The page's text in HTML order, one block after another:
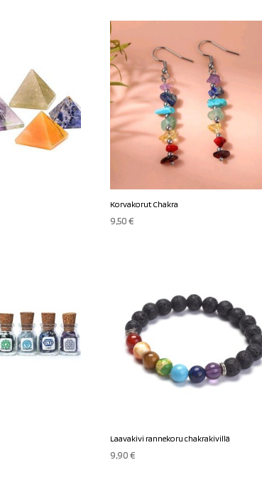
Korvakorut Chakra
9,50€
Laavakivi rannekoru chakrakivillä
9,90€